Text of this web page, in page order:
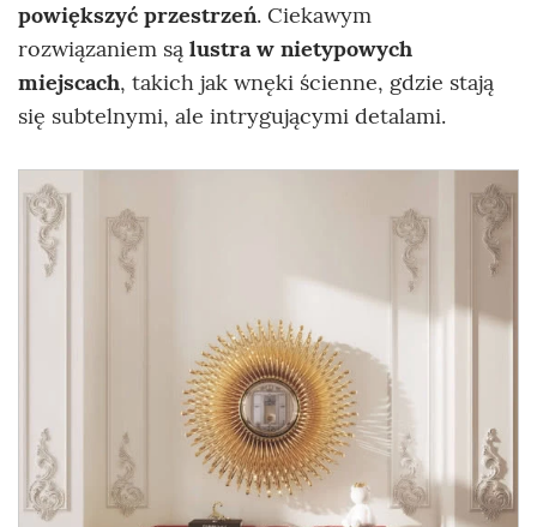
powiększyć przestrzeń. Ciekawym
rozwiązaniem są lustra w nietypowych
miejscach, takich jak wnęki ścienne, gdzie stają
się subtelnymi, ale intrygującymi detalami.